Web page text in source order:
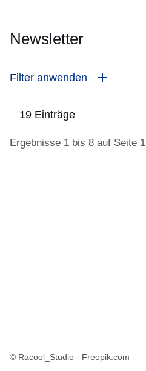
Newsletter
Filter anwenden
19 Einträge
Ergebnisse 1 bis 8 auf Seite 1
© Racool_Studio - Freepik.com